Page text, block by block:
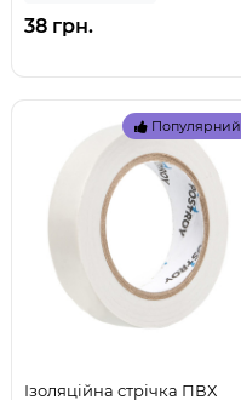
38 грн.
Популярний
Ізоляційна стрічка ПВХ